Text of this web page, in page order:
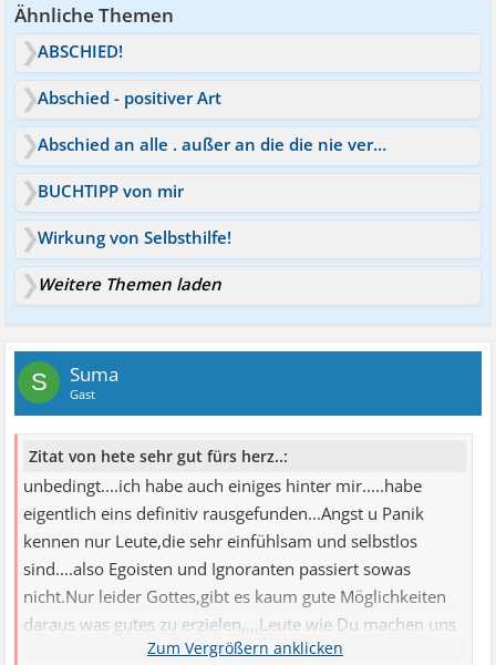
Ähnliche Themen
ABSCHIED!
Abschied - positiver Art
Abschied an alle . außer an die die nie verstehen werden
BUCHTIPP von mir
Wirkung von Selbsthilfe!
Weitere Themen laden
S Suma
Gast
Zitat von hete sehr gut fürs herz..:
unbedingt....ich habe auch einiges hinter mir.....habe
eigentlich eins definitiv rausgefunden...Angst u Panik
kennen nur Leute,die sehr einfühlsam und selbstlos
sind....also Egoisten und Ignoranten passiert sowas
nicht.Nur leider Gottes,gibt es kaum gute Möglichkeiten
daraus was gutes zu erzielen,,,,Leute wie Du machen uns
Mut....Es ist toll,dass Du deine SCHLECHTE